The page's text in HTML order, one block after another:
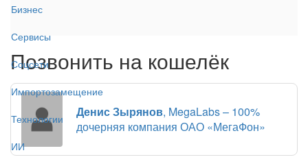
Бизнес
Сервисы
Соцсети
Импортозамещение
Технологии
ИИ
Позвонить на кошелёк
Денис Зырянов, MegaLabs – 100%
дочерняя компания ОАО «МегаФон»